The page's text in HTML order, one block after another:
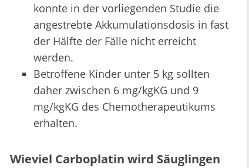
konnte in der vorliegenden Studie die
angestrebte Akkumulationsdosis in fast
der Hälfte der Fälle nicht erreicht
werden.
Betroffene Kinder unter 5 kg sollten
daher zwischen 6 mg/kgKG und 9
mg/kgKG des Chemotherapeutikums
erhalten.
Wieviel Carboplatin wird Säuglingen